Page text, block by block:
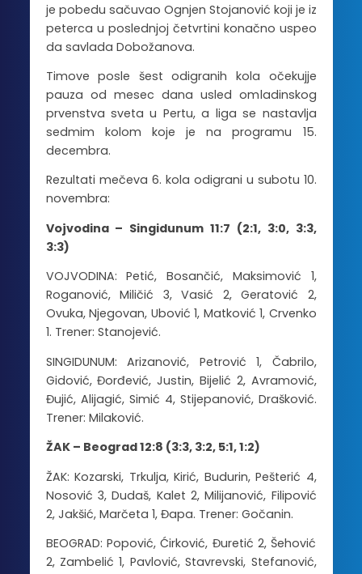
je pobedu sačuvao Ognjen Stojanović koji je iz
peterca u poslednjoj četvrtini konačno uspeo
da savlada Dobožanova.
Timove posle šest odigranih kola očekujje
pauza od mesec dana usled omladinskog
prvenstva sveta u Pertu, a liga se nastavlja
sedmim kolom koje je na programu 15.
decembra.
Rezultati mečeva 6. kola odigrani u subotu 10.
novembra:
Vojvodina – Singidunum 11:7 (2:1, 3:0, 3:3,
3:3)
VOJVODINA: Petić, Bosančić, Maksimović 1,
Roganović, Miličić 3, Vasić 2, Geratović 2,
Ovuka, Njegovan, Ubović 1, Matković 1, Crvenko
1. Trener: Stanojević.
SINGIDUNUM: Arizanović, Petrović 1, Čabrilo,
Gidović, Đorđević, Justin, Bijelić 2, Avramović,
Đujić, Alijagić, Simić 4, Stijepanović, Drašković.
Trener: Milaković.
ŽAK – Beograd 12:8 (3:3, 3:2, 5:1, 1:2)
ŽAK: Kozarski, Trkulja, Kirić, Budurin, Pešterić 4,
Nosović 3, Dudaš, Kalet 2, Milijanović, Filipović
2, Jakšić, Marčeta 1, Đapa. Trener: Gočanin.
BEOGRAD: Popović, Ćirković, Đuretić 2, Šehović
2, Zambelić 1, Pavlović, Stavrevski, Stefanović,